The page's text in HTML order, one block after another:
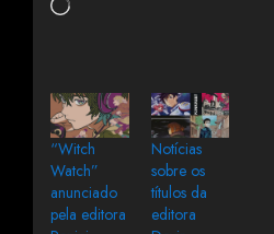
“Witch
Watch”
anunciado
pela editora
Notícias
sobre os
títulos da
editora